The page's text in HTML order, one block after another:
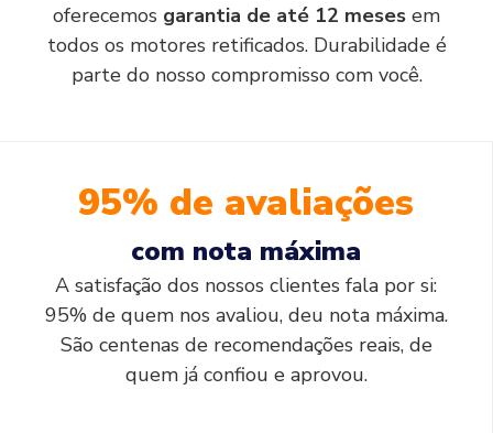
oferecemos garantia de até 12 meses em
todos os motores retificados. Durabilidade é
parte do nosso compromisso com você.
95% de avaliações
com nota máxima
A satisfação dos nossos clientes fala por si:
95% de quem nos avaliou, deu nota máxima.
São centenas de recomendações reais, de
quem já confiou e aprovou.